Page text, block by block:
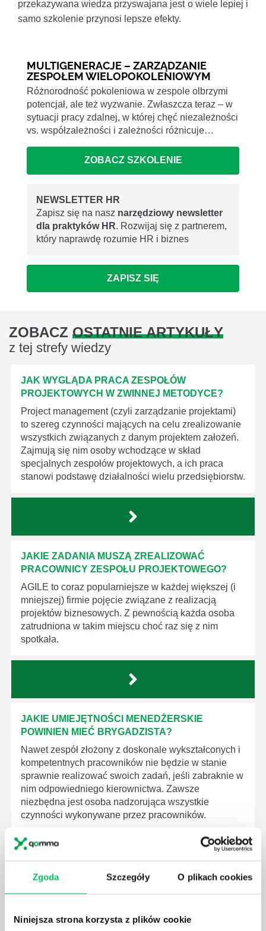
Zgoda Szczegóły O plikach cookies
Niniejsza strona korzysta z plików cookie
przekazywana wiedza przyswajana jest o wiele lepiej i
samo szkolenie przynosi lepsze efekty.
MULTIGENERACJE – ZARZĄDZANIE
ZESPOŁEM WIELOPOKOLENIOWYM
Różnorodność pokoleniowa w zespole olbrzymi
potencjał, ale też wyzwanie. Zwłaszcza teraz – w
sytuacji pracy zdalnej, w której chęć niezależności
vs. współzależności i zależności różnicuje…
ZOBACZ SZKOLENIE
NEWSLETTER HR
Zapisz się na nasz narzędziowy newsletter
dla praktyków HR. Rozwijaj się z partnerem,
który naprawdę rozumie HR i biznes
ZAPISZ SIĘ
ZOBACZ OSTATNIE ARTYKUŁY
z tej strefy wiedzy
JAK WYGLĄDA PRACA ZESPOŁÓW
PROJEKTOWYCH W ZWINNEJ METODYCE?
Project management (czyli zarządzanie projektami)
to szereg czynności mających na celu zrealizowanie
wszystkich związanych z danym projektem założeń.
Zajmują się nim osoby wchodzące w skład
specjalnych zespołów projektowych, a ich praca
stanowi podstawę działalności wielu przedsiębiorstw.
JAKIE ZADANIA MUSZĄ ZREALIZOWAĆ
PRACOWNICY ZESPOŁU PROJEKTOWEGO?
AGILE to coraz popularniejsze w każdej większej (i
mniejszej) firmie pojęcie związane z realizacją
projektów biznesowych. Z pewnością każda osoba
zatrudniona w takim miejscu choć raz się z nim
spotkała.
JAKIE UMIEJĘTNOŚCI MENEDŻERSKIE
POWINIEN MIEĆ BRYGADZISTA?
Nawet zespół złożony z doskonale wykształconych i
kompetentnych pracowników nie będzie w stanie
sprawnie realizować swoich zadań, jeśli zabraknie w
nim odpowiedniego kierownictwa. Zawsze
niezbędna jest osoba nadzorująca wszystkie
czynności wykonywane przez pracowników.
JAK BRYGADZISTA MOŻE ROZWINĄĆ SWOJE
Menedżer to niezwykle ważne stanowisko w każdej